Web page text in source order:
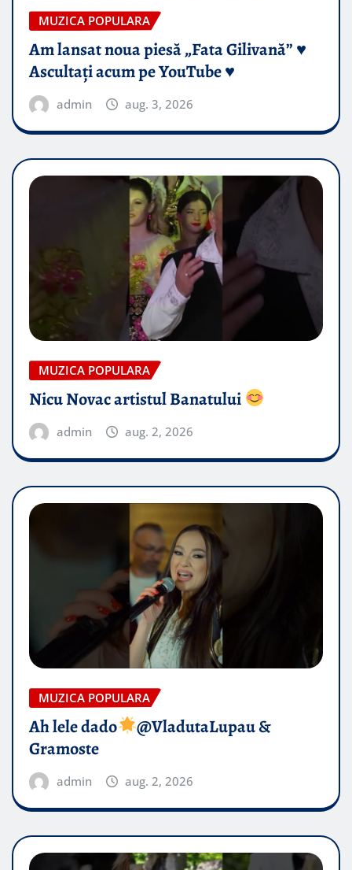
MUZICA POPULARA
Am lansat noua piesă „Fata Gilivană” ♥️
Ascultați acum pe YouTube ♥️
admin aug. 3, 2026
MUZICA POPULARA
Nicu Novac artistul Banatului
admin aug. 2, 2026
MUZICA POPULARA
Ah lele dado​
@VladutaLupau &
Gramoste
admin aug. 2, 2026